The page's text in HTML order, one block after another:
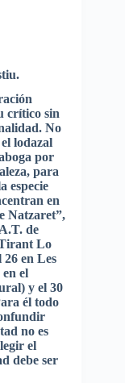
crítico sin
No
lodazal
por
para
especie
en
Natzaret”,
de
Lo
en Les
el
y el 30
él todo
no es
el
debe ser